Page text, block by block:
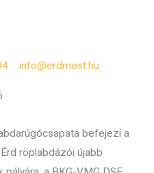
info@erdmost.hu
befejezi a
röplabdázói újabb